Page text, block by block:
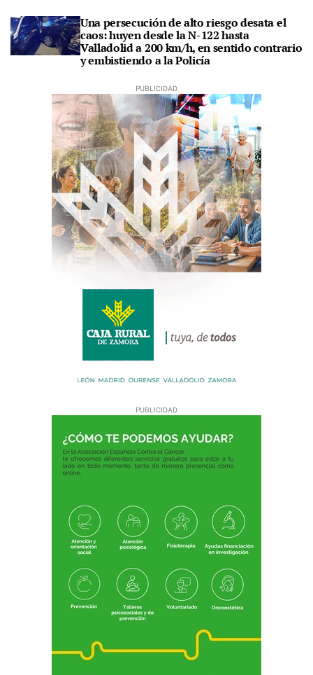
Una persecución de alto riesgo desata el
caos: huyen desde la N-122 hasta
Valladolid a 200 km/h, en sentido contrario
y embistiendo a la Policía